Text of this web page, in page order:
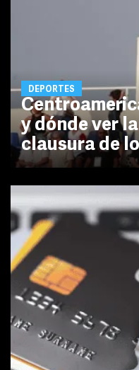
DEPORTES
y dónde ver
clausura de